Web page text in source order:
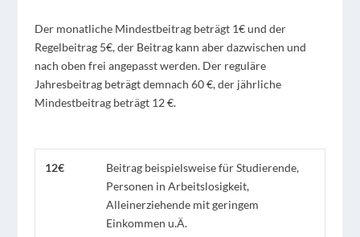
Der monatliche Mindestbeitrag beträgt 1€ und der
Regelbeitrag 5€, der Beitrag kann aber dazwischen und
nach oben frei angepasst werden. Der reguläre
Jahresbeitrag beträgt demnach 60 €, der jährliche
Mindestbeitrag beträgt 12 €.
12€ Beitrag beispielsweise fürStudierende,
Personen in Arbeitslosigkeit,
Alleinerziehende mit geringem
Einkommen u.Ä.